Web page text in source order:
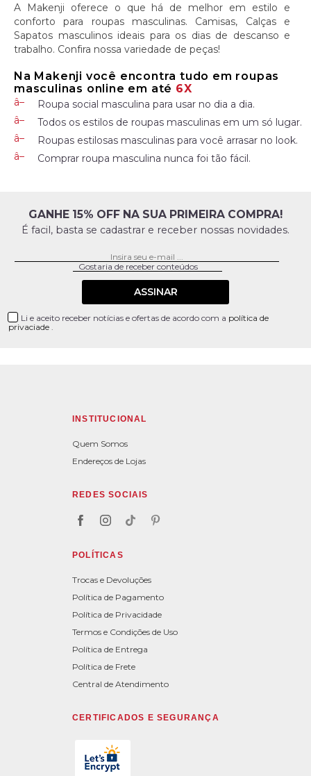
A Makenji oferece o que há de melhor em estilo e
conforto para roupas masculinas. Camisas, Calças e
Sapatos masculinos ideais para os dias de descanso e
trabalho. Confira nossa variedade de peças!
Na Makenji você encontra tudo em roupas
masculinas online em até 6X
Roupa social masculina para usar no dia a dia.
Todos os estilos de roupas masculinas em um só lugar.
Roupas estilosas masculinas para você arrasar no look.
Comprar roupa masculina nunca foi tão fácil.
GANHE 15% OFF NA SUA PRIMEIRA COMPRA!
É facil, basta se cadastrar e receber nossas novidades.
ASSINAR
Li e aceito receber notícias e ofertas de acordo com a política de
privaciade
INSTITUCIONAL
Quem Somos
Endereços de Lojas
REDES SOCIAIS
POLÍTICAS
Trocas e Devoluções
Política de Pagamento
Política de Privacidade
Termos e Condições de Uso
Política de Entrega
Política de Frete
Central de Atendimento
CERTIFICADOS E SEGURANÇA